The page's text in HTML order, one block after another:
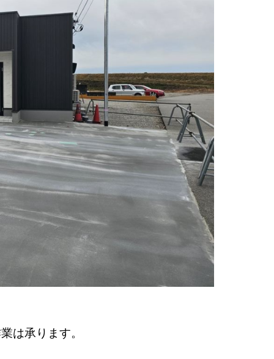
は承ります。